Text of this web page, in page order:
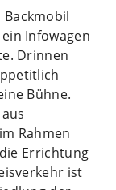
Backmobil
Infowagen
Drinnen
Bühne.
Rahmen
Errichtung
ist